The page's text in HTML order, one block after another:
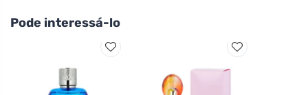
Pode interessá-lo